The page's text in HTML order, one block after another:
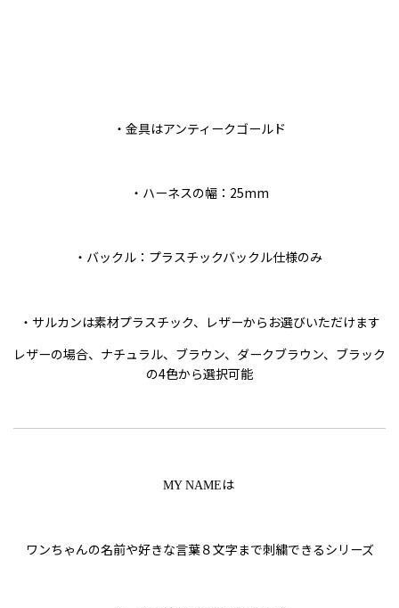
・金具はアンティークゴールド
・ハーネスの幅：25mm
・バックル：プラスチックバックル仕様のみ
・サルカンは素材プラスチック、レザーからお選びいただけます
レザーの場合、ナチュラル、ブラウン、ダークブラウン、ブラック
の4色から選択可能
MY NAMEは
ワンちゃんの名前や好きな言葉８文字まで刺繍できるシリーズ